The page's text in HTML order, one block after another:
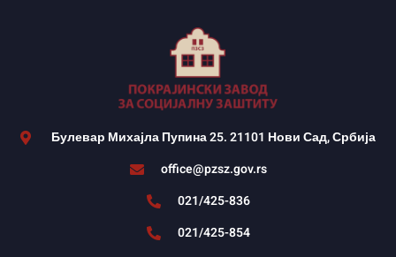
Булевар Михајла Пупина 25. 21101 Нови Сад, Србија
office@pzsz.gov.rs
021/425-836
021/425-854